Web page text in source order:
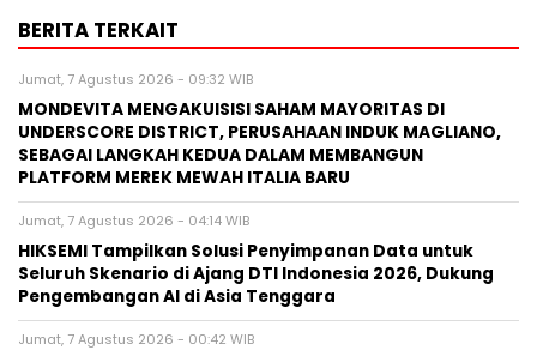
BERITA TERKAIT
Jumat, 7 Agustus 2026 - 09:32 WIB
MONDEVITA MENGAKUISISI SAHAM MAYORITAS DI
UNDERSCORE DISTRICT, PERUSAHAAN INDUK MAGLIANO,
SEBAGAI LANGKAH KEDUA DALAM MEMBANGUN
PLATFORM MEREK MEWAH ITALIA BARU
Jumat, 7 Agustus 2026 - 04:14 WIB
HIKSEMI Tampilkan Solusi Penyimpanan Data untuk
Seluruh Skenario di Ajang DTI Indonesia 2026, Dukung
Pengembangan AI di Asia Tenggara
Jumat, 7 Agustus 2026 - 00:42 WIB